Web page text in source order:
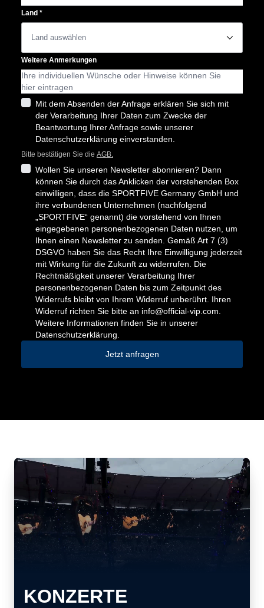
Land *
􀆈
Weitere Anmerkungen
Mit dem Absenden der Anfrage erklären Sie sich mit
der Verarbeitung Ihrer Daten zum Zwecke der
Beantwortung Ihrer Anfrage sowie unserer
Datenschutzerklärung einverstanden.
Bitte bestätigen Sie die AGB.
Wollen Sie unseren Newsletter abonnieren? Dann
können Sie durch das Anklicken der vorstehenden Box
einwilligen, dass die SPORTFIVE Germany GmbH und
ihre verbundenen Unternehmen (nachfolgend
„SPORTFIVE“ genannt) die vorstehend von Ihnen
eingegebenen personenbezogenen Daten nutzen, um
Ihnen einen Newsletter zu senden. Gemäß Art 7 (3)
DSGVO haben Sie das Recht Ihre Einwilligung jederzeit
mit Wirkung für die Zukunft zu widerrufen. Die
Rechtmäßigkeit unserer Verarbeitung Ihrer
personenbezogenen Daten bis zum Zeitpunkt des
Widerrufs bleibt von Ihrem Widerruf unberührt. Ihren
Widerruf richten Sie bitte an info@official-vip.com.
Weitere Informationen finden Sie in unserer
Datenschutzerklärung.
Jetzt anfragen
KONZERTE